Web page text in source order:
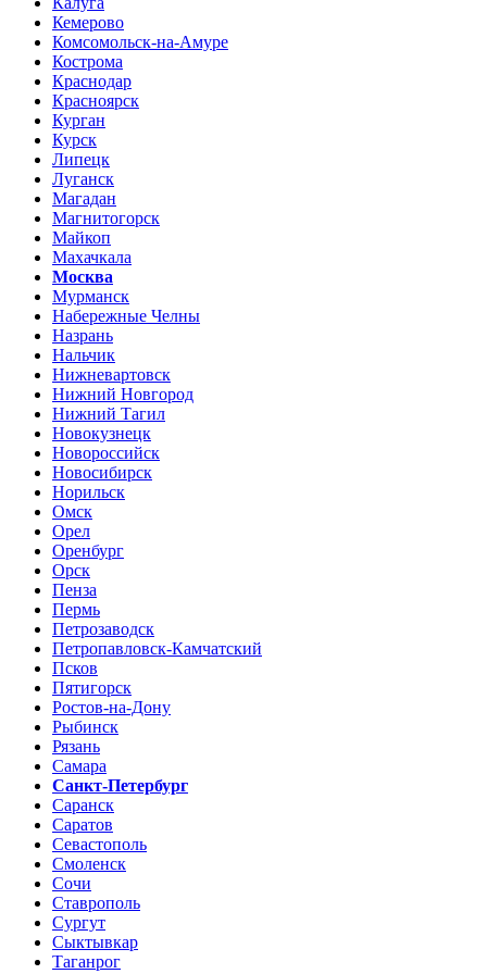
Кемерово
Комсомольск-на-Амуре
Кострома
Краснодар
Красноярск
Курган
Курск
Липецк
Луганск
Магадан
Магнитогорск
Майкоп
Махачкала
Москва
Мурманск
Набережные Челны
Назрань
Нальчик
Нижневартовск
Нижний Новгород
Нижний Тагил
Новокузнецк
Новороссийск
Новосибирск
Норильск
Омск
Орел
Оренбург
Орск
Пенза
Пермь
Петрозаводск
Петропавловск-Камчатский
Псков
Пятигорск
Ростов-на-Дону
Рыбинск
Рязань
Самара
Санкт-Петербург
Саранск
Саратов
Севастополь
Смоленск
Сочи
Ставрополь
Сургут
Сыктывкар
Таганрог